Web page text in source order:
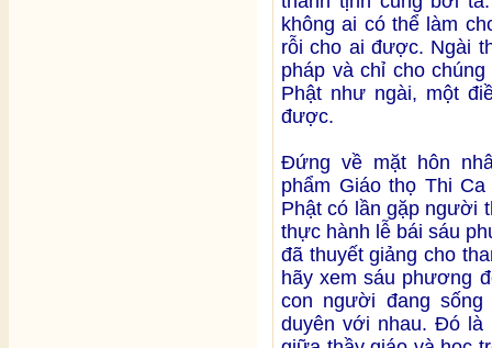
không ai có thể làm
rỗi cho ai được. Ngài
pháp và chỉ cho
Phật như ngài, một
được.
Đứng về mặt hôn
phẩm Giáo thọ Thi
Phật có lần gặp người
thực hành lễ bái sáu
đã thuyết giảng cho
hãy xem sáu phương
con người đang
duyên với nhau. Đó là